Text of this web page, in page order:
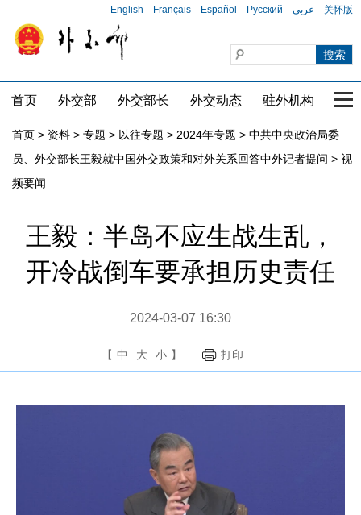
English Français Español Русский عربي 关怀版
首页 外交部 外交部长 外交动态 驻外机构 国
首页 > 资料 > 专题 > 以往专题 > 2024年专题 > 中共中央政治局委
员、外交部长王毅就中国外交政策和对外关系回答中外记者提问 > 视
频要闻
王毅：半岛不应生战生乱，
开冷战倒车要承担历史责任
2024-03-07 16:30
【 中 大 小 】 打印